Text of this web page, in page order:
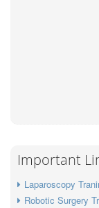
Important
Laparoscopy
Robotic Surgery